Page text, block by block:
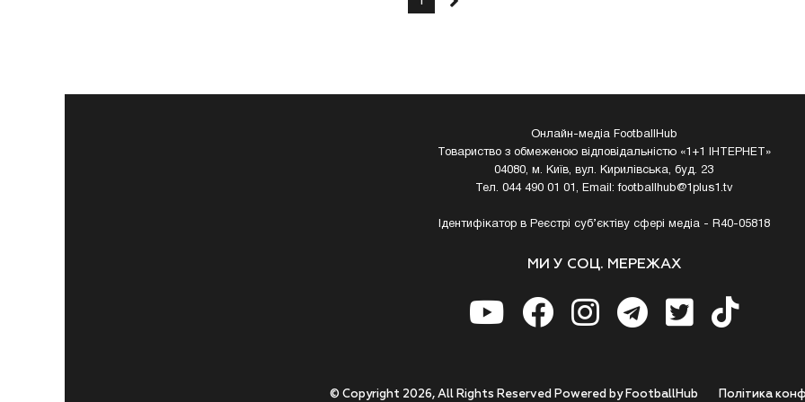
Онлайн-медіа FootballHub
Товариство з обмеженою відповідальністю «1+1 ІНТЕРНЕТ»
04080, м. Київ, вул. Кирилівська, буд. 23
Тел. 044 490 01 01, Email:footballhub@1plus1.tv
Ідентифікатор в Реєстрі суб’єктіву сфері медіа - R40-05818
МИ У СОЦ. МЕРЕЖАХ
Полiтика
© Copyright 2026, All Rights Reserved Powered by FootballHub